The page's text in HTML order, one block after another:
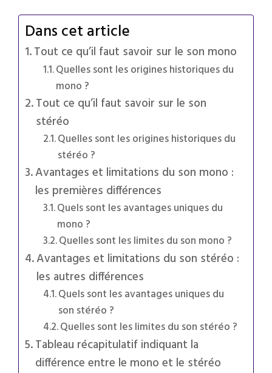
Dans cet article
Tout ce qu’il faut savoir sur le son mono
Quelles sont les origines historiques du
mono ?
Tout ce qu’il faut savoir sur le son
stéréo
Quelles sont les origines historiques du
stéréo ?
Avantages et limitations du son mono :
les premières différences
Quels sont les avantages uniques du
mono ?
Quelles sont les limites du son mono ?
Avantages et limitations du son stéréo :
les autres différences
Quels sont les avantages uniques du
son stéréo ?
Quelles sont les limites du son stéréo ?
Tableau récapitulatif indiquant la
différence entre le mono et le stéréo